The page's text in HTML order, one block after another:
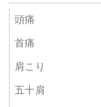
頭痛
首痛
肩こり
五十肩